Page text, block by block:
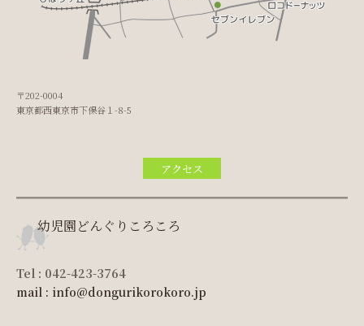
〒202-0004
東京都西東京市下保谷１-8-5
アクセス
幼児園どんぐりころころ
Tel : 042-423-3764
mail : info@dongurikorokoro.jp